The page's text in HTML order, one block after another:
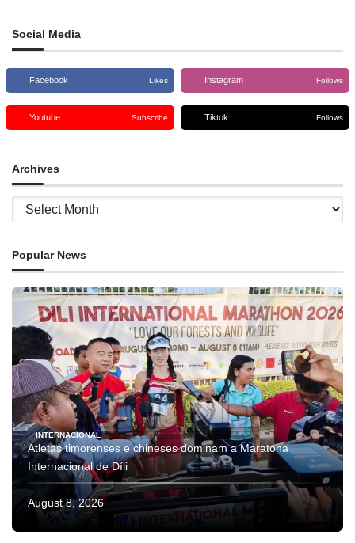
Social Media
Facebook Likes Instagram Follows
Youtube Subscribe Tiktok Follows
Archives
Archives
Popular News
INTERNACIONAL
Atletas timorenses e chineses dominam a Maratona
Internacional de Díli
August 8, 2026